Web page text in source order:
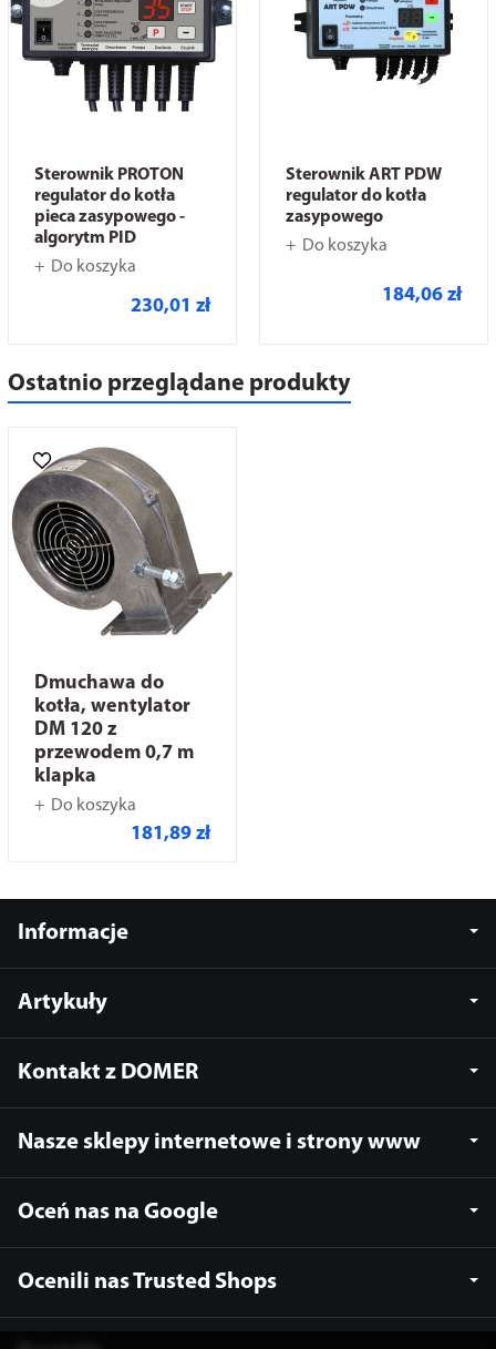
Sterownik PROTON
regulator do kotła
pieca zasypowego -
algorytm PID
Do koszyka
230,01 zł
Sterownik ART PDW
regulator do kotła
zasypowego
Do koszyka
184,06 zł
Ostatnio przeglądane produkty
Dmuchawa do
kotła, wentylator
DM 120 z
przewodem 0,7 m
klapka
Do koszyka
181,89 zł
Informacje
Artykuły
Kontakt z DOMER
Nasze sklepy internetowe i strony www
Oceń nas na Google
Ocenili nas Trusted Shops